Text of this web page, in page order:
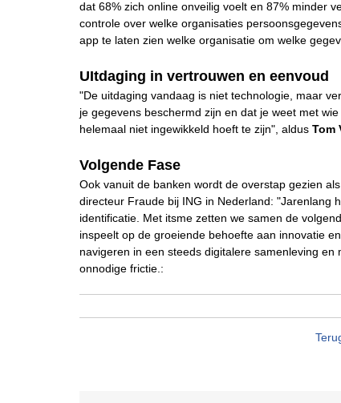
dat 68% zich online onveilig voelt en 87% minder
controle over welke organisaties
app te laten zien welke organisatie om welke
UItdaging in vertrouwen en eenvoud
"De uitdaging vandaag is niet technologie, maar
je gegevens beschermd zijn en dat je weet met
helemaal niet ingewikkeld hoeft te zijn", aldus Tom
Volgende Fase
Ook vanuit de banken wordt de overstap gezien
directeur Fraude bij ING in Nederland: "Jarenlang
identificatie. Met itsme zetten we samen de
inspeelt op de groeiende behoefte aan innovatie
navigeren in een steeds digitalere samenleving
onnodige frictie.: